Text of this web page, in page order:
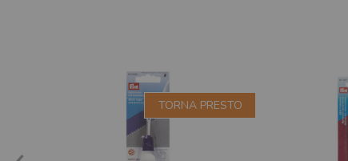
TORNA PRESTO